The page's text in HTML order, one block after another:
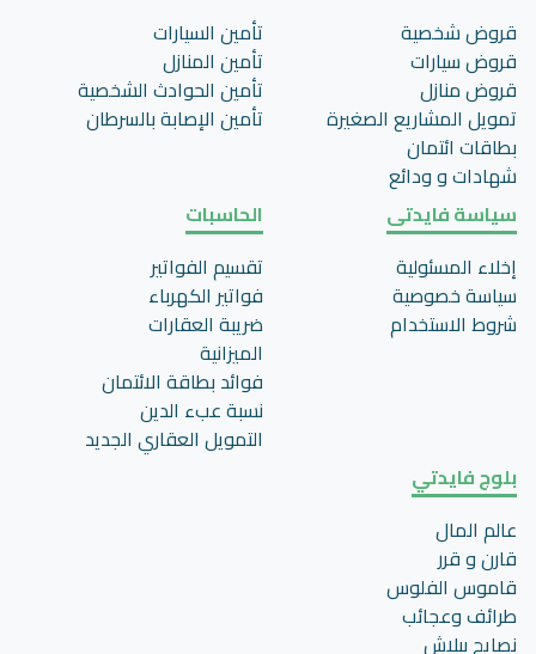
قروض شخصية
قروض سيارات
قروض منازل
تمويل المشاريع الصغيرة
بطاقات ائتمان
شهادات و ودائع
تأمين السيارات
تأمين المنازل
تأمين الحوادث الشخصية
تأمين اﻹصابة بالسرطان
سياسة فايدتى
إخلاء المسئولية
سياسة خصوصية
شروط الاستخدام
الحاسبات
تقسيم الفواتير
فواتير الكهرباء
ضريبة العقارات
الميزانية
فوائد بطاقة الائتمان
نسبة عبء الدين
التمويل العقاري الجديد
بلوج فايدتي
عالم المال
قارن و قرر
قاموس الفلوس
طرائف وعجائب
نصايح ببلاش